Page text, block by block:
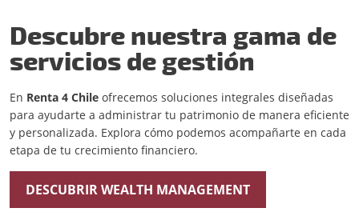
Descubre nuestra gama de
servicios de gestión
En Renta 4 Chile ofrecemos soluciones integrales diseñadas
para ayudarte a administrar tu patrimonio de manera eficiente
y personalizada. Explora cómo podemos acompañarte en cada
etapa de tu crecimiento financiero.
DESCUBRIR WEALTH MANAGEMENT